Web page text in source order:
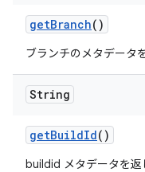
getBranch()
ブランチのメタデータ
String
getBuildId()
buildid メタデータを返